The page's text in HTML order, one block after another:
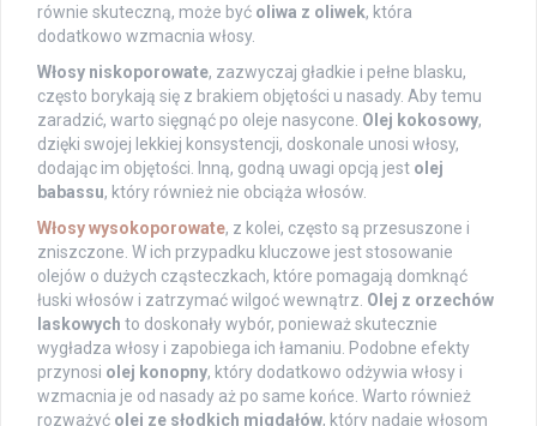
równie skuteczną, może być oliwa z oliwek, która
dodatkowo wzmacnia włosy.
Włosy niskoporowate, zazwyczaj gładkie i pełne blasku,
często borykają się z brakiem objętości u nasady. Aby temu
zaradzić, warto sięgnąć po oleje nasycone. Olej kokosowy,
dzięki swojej lekkiej konsystencji, doskonale unosi włosy,
dodając im objętości. Inną, godną uwagi opcją jest olej
babassu, który również nie obciąża włosów.
Włosy wysokoporowate, z kolei, często są przesuszone i
zniszczone. W ich przypadku kluczowe jest stosowanie
olejów o dużych cząsteczkach, które pomagają domknąć
łuski włosów i zatrzymać wilgoć wewnątrz. Olej z orzechów
laskowych to doskonały wybór, ponieważ skutecznie
wygładza włosy i zapobiega ich łamaniu. Podobne efekty
przynosi olej konopny, który dodatkowo odżywia włosy i
wzmacnia je od nasady aż po same końce. Warto również
rozważyć olej ze słodkich migdałów, który nadaje włosom